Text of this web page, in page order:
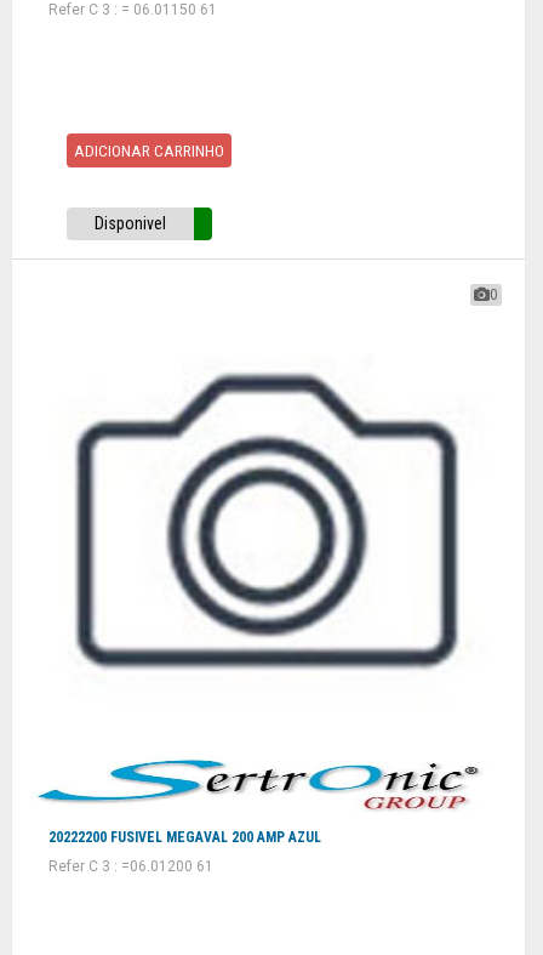
Refer C 3 : = 06.01150 61
ADICIONAR CARRINHO
Disponivel
0
20222200 FUSIVEL MEGAVAL 200 AMP AZUL
Refer C 3 : =06.01200 61